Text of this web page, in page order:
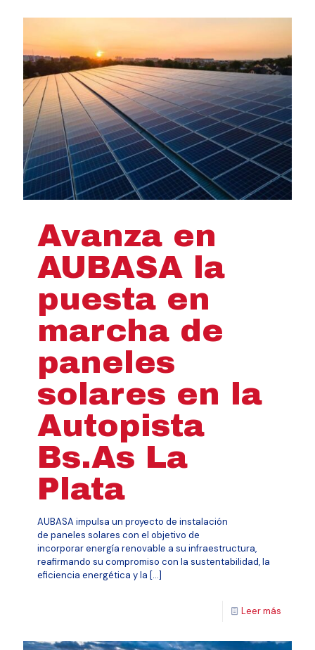
Avanza en
AUBASA la
puesta en
marcha de
paneles
solares en la
Autopista
Bs.As La
Plata
AUBASA impulsa un proyecto de instalación
de paneles solares con el objetivo de
incorporar energía renovable a su infraestructura,
reafirmando su compromiso con la sustentabilidad, la
eficiencia energética y la […]
Leer más